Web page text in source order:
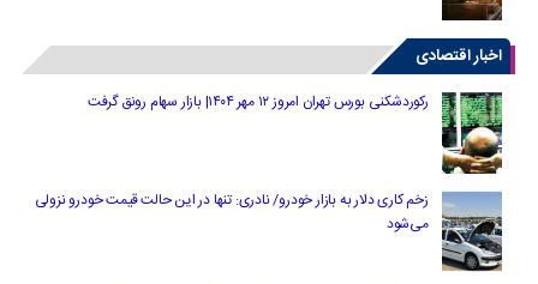
اخبار اقتصادی
رکوردشکنی بورس تهران امروز ۱۲ مهر ۱۴۰۴| بازار سهام رونق گرفت
زخم کاری دلار به بازار خودرو/ نادری: تنها در این حالت قیمت خودرو نزولی
می‌شود